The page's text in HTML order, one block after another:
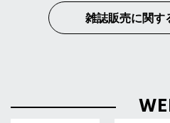
雑誌販売に関す